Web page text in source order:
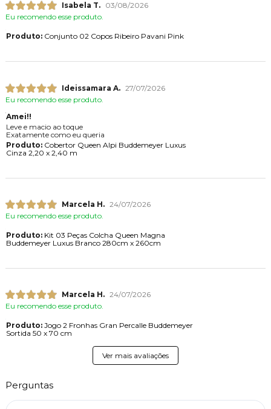
Isabela T.
03/08/2026
Eu recomendo esse produto.
Produto:Conjunto 02 Copos Ribeiro Pavani Pink
Ideissamara A. 27/07/2026
Eu recomendo esse produto.
Amei!!
Leve e macio ao toque
Exatamente como eu queria
Produto:Cobertor Queen Alpi Buddemeyer Luxus
Cinza 2,20 x 2,40 m
Marcela H. 24/07/2026
Eu recomendo esse produto.
Produto:Kit 03 Peças Colcha Queen Magna
Buddemeyer Luxus Branco 280cm x 260cm
Marcela H. 24/07/2026
Eu recomendo esse produto.
Produto:Jogo 2 Fronhas Gran Percalle Buddemeyer
Sortida 50 x 70 cm
Ver mais avaliações
Perguntas